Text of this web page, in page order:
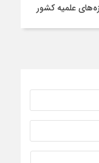
علمیه کشور